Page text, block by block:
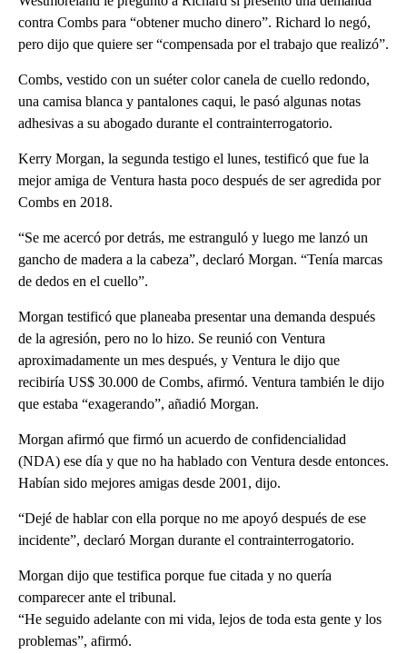
contra Combs para “obtener mucho dinero”. Richard lo negó,
pero dijo que quiere ser “compensada por el trabajo que realizó”.
Combs, vestido con un suéter color canela de cuello redondo,
una camisa blanca y pantalones caqui, le pasó algunas notas
adhesivas a su abogado durante el contrainterrogatorio.
Kerry Morgan, la segunda testigo el lunes, testificó que fue la
mejor amiga de Ventura hasta poco después de ser agredida por
Combs en 2018.
“Se me acercó por detrás, me estranguló y luego me lanzó un
gancho de madera a la cabeza”, declaró Morgan. “Tenía marcas
de dedos en el cuello”.
Morgan testificó que planeaba presentar una demanda después
de la agresión, pero no lo hizo. Se reunió con Ventura
aproximadamente un mes después, y Ventura le dijo que
recibiría US$ 30.000 de Combs, afirmó. Ventura también le dijo
que estaba “exagerando”, añadió Morgan.
Morgan afirmó que firmó un acuerdo de confidencialidad
(NDA) ese día y que no ha hablado con Ventura desde entonces.
Habían sido mejores amigas desde 2001, dijo.
“Dejé de hablar con ella porque no me apoyó después de ese
incidente”, declaró Morgan durante el contrainterrogatorio.
Morgan dijo que testifica porque fue citada y no quería
comparecer ante el tribunal.
“He seguido adelante con mi vida, lejos de toda esta gente y los
problemas”, afirmó.